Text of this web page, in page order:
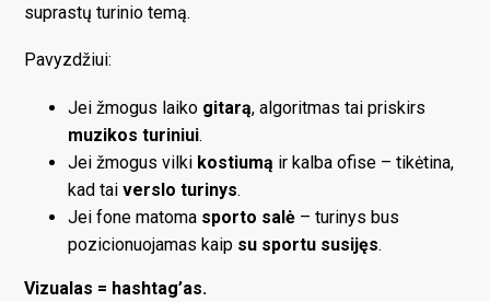
suprastų turinio temą.
Pavyzdžiui:
Jei žmogus laiko gitarą, algoritmas tai priskirs
muzikos turiniui.
Jei žmogus vilki kostiumą ir kalba ofise – tikėtina,
kad taiverslo turinys.
Jei fone matoma sporto salė – turinys bus
pozicionuojamas kaip su sportu susijęs.
Vizualas = hashtag’as.